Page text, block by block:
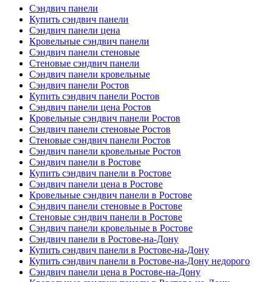
Сэндвич панели
Купить сэндвич панели
Сэндвич панели цена
Кровельные сэндвич панели
Сэндвич панели стеновые
Стеновые сэндвич панели
Сэндвич панели кровельные
Сэндвич панели Ростов
Купить сэндвич панели Ростов
Сэндвич панели цена Ростов
Кровельные сэндвич панели Ростов
Сэндвич панели стеновые Ростов
Стеновые сэндвич панели Ростов
Сэндвич панели кровельные Ростов
Сэндвич панели в Ростове
Купить сэндвич панели в Ростове
Сэндвич панели цена в Ростове
Кровельные сэндвич панели в Ростове
Сэндвич панели стеновые в Ростове
Стеновые сэндвич панели в Ростове
Сэндвич панели кровельные в Ростове
Сэндвич панели в Ростове-на-Дону
Купить сэндвич панели в Ростове-на-Дону
Купить сэндвич панели в Ростове-на-Дону недорого
Сэндвич панели цена в Ростове-на-Дону